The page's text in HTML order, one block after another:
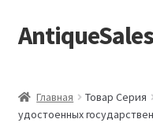
Перейти
к
Перейти
к
Главная Товар Серия
удостоенных